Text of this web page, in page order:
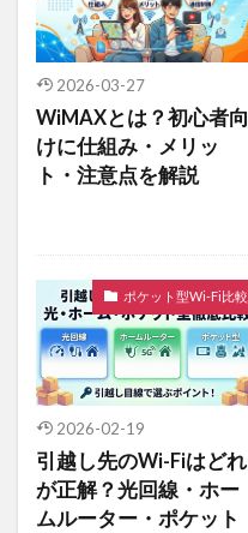
2026-03-27
WiMAXとは？初心者向
けに仕組み・メリッ
ト・注意点を解説
ポケット型Wi-Fi比較
2026-02-19
引越し先のWi-Fiはどれ
が正解？光回線・ホー
ムルーター・ポケット